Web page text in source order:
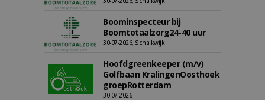
Boominspecteur bij
Boomtotaalzorg24-40 uur
30-07-2026, Schalkwijk
Hoofdgreenkeeper (m/v)
Golfbaan KralingenOosthoek
groepRotterdam
30-07-2026